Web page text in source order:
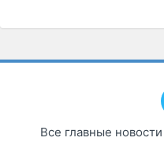
Все главные